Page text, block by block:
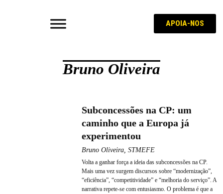
APOIA-NOS
Bruno Oliveira
Subconcessões na CP: um
caminho que a Europa já
experimentou
Bruno Oliveira, STMEFE
Volta a ganhar força a ideia das subconcessões na CP.
Mais uma vez surgem discursos sobre “modernização”,
“eficiência”, “competitividade” e “melhoria do serviço”. A
narrativa repete-se com entusiasmo. O problema é que a